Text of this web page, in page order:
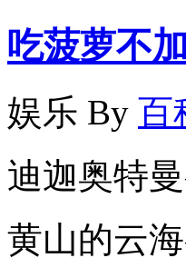
吃菠萝不
娱乐 By 百
迪迦奥特
黄山的云